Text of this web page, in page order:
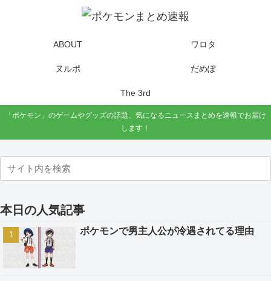
ABOUT ワロタ
ヌルポ だめぽ
The 3rd
「ポケモン」のゲームやグッズの話題、気になるニュースまとめを速報でお届け
します！
本日の人気記事
ポケモンで男主人公が冷遇されてる理由